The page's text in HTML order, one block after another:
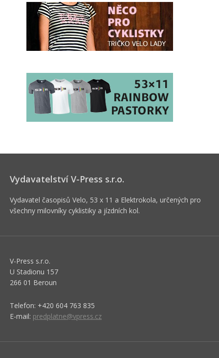
Vydavatelství V-Press s.r.o.
Vydavatel časopisů Velo, 53 x 11 a Elektrokola, určených pro
všechny milovníky cyklistiky a jízdních kol.
V-Press s.r.o.
U Stadionu 157
266 01 Beroun
Telefon: +420 604 763 835
E-mail: predplatne@vpress.cz